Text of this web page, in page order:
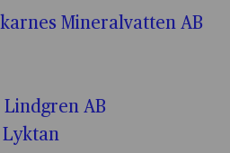
Mineralvatten AB
AB